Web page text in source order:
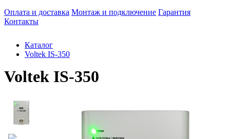
Оплата и доставка Монтаж и подключение Гарантия
Контакты
Каталог
Voltek IS-350
Voltek IS-350